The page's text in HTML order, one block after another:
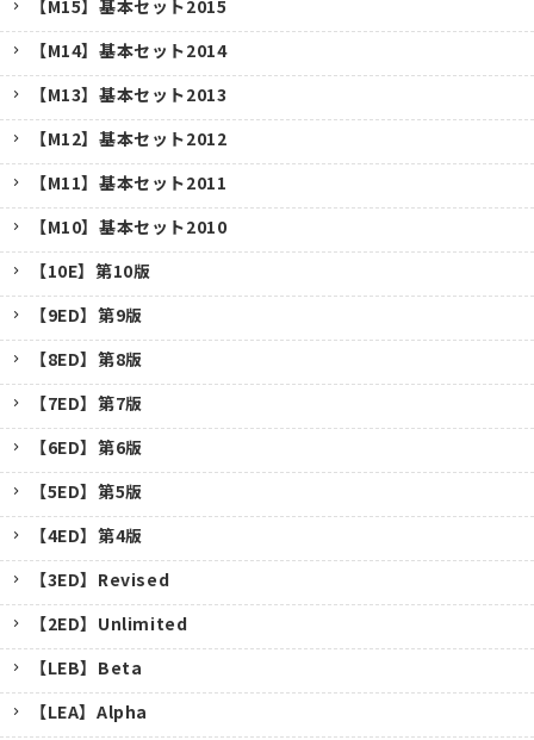
【M15】基本セット2015
【M14】基本セット2014
【M13】基本セット2013
【M12】基本セット2012
【M11】基本セット2011
【M10】基本セット2010
【10E】第10版
【9ED】第9版
【8ED】第8版
【7ED】第7版
【6ED】第6版
【5ED】第5版
【4ED】第4版
【3ED】Revised
【2ED】Unlimited
【LEB】Beta
【LEA】Alpha